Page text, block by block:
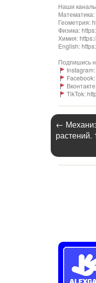
Наши
Математика:
Геометрия:
Физика:
Химия:
English:
Подпишись
TikTok:
←
растений.